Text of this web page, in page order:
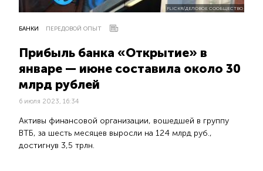
FLICKR/ДЕЛОВОЕ СООБЩЕСТВО
БАНКИ ПЕРЕДОВОЙ ОПЫТ
Прибыль банка «Открытие» в
январе — июне составила около 30
млрд рублей
6 июля 2023, 16:34
Активы финансовой организации, вошедшей в группу
ВТБ, за шесть месяцев выросли на 124 млрд руб.,
достигнув 3,5 трлн.